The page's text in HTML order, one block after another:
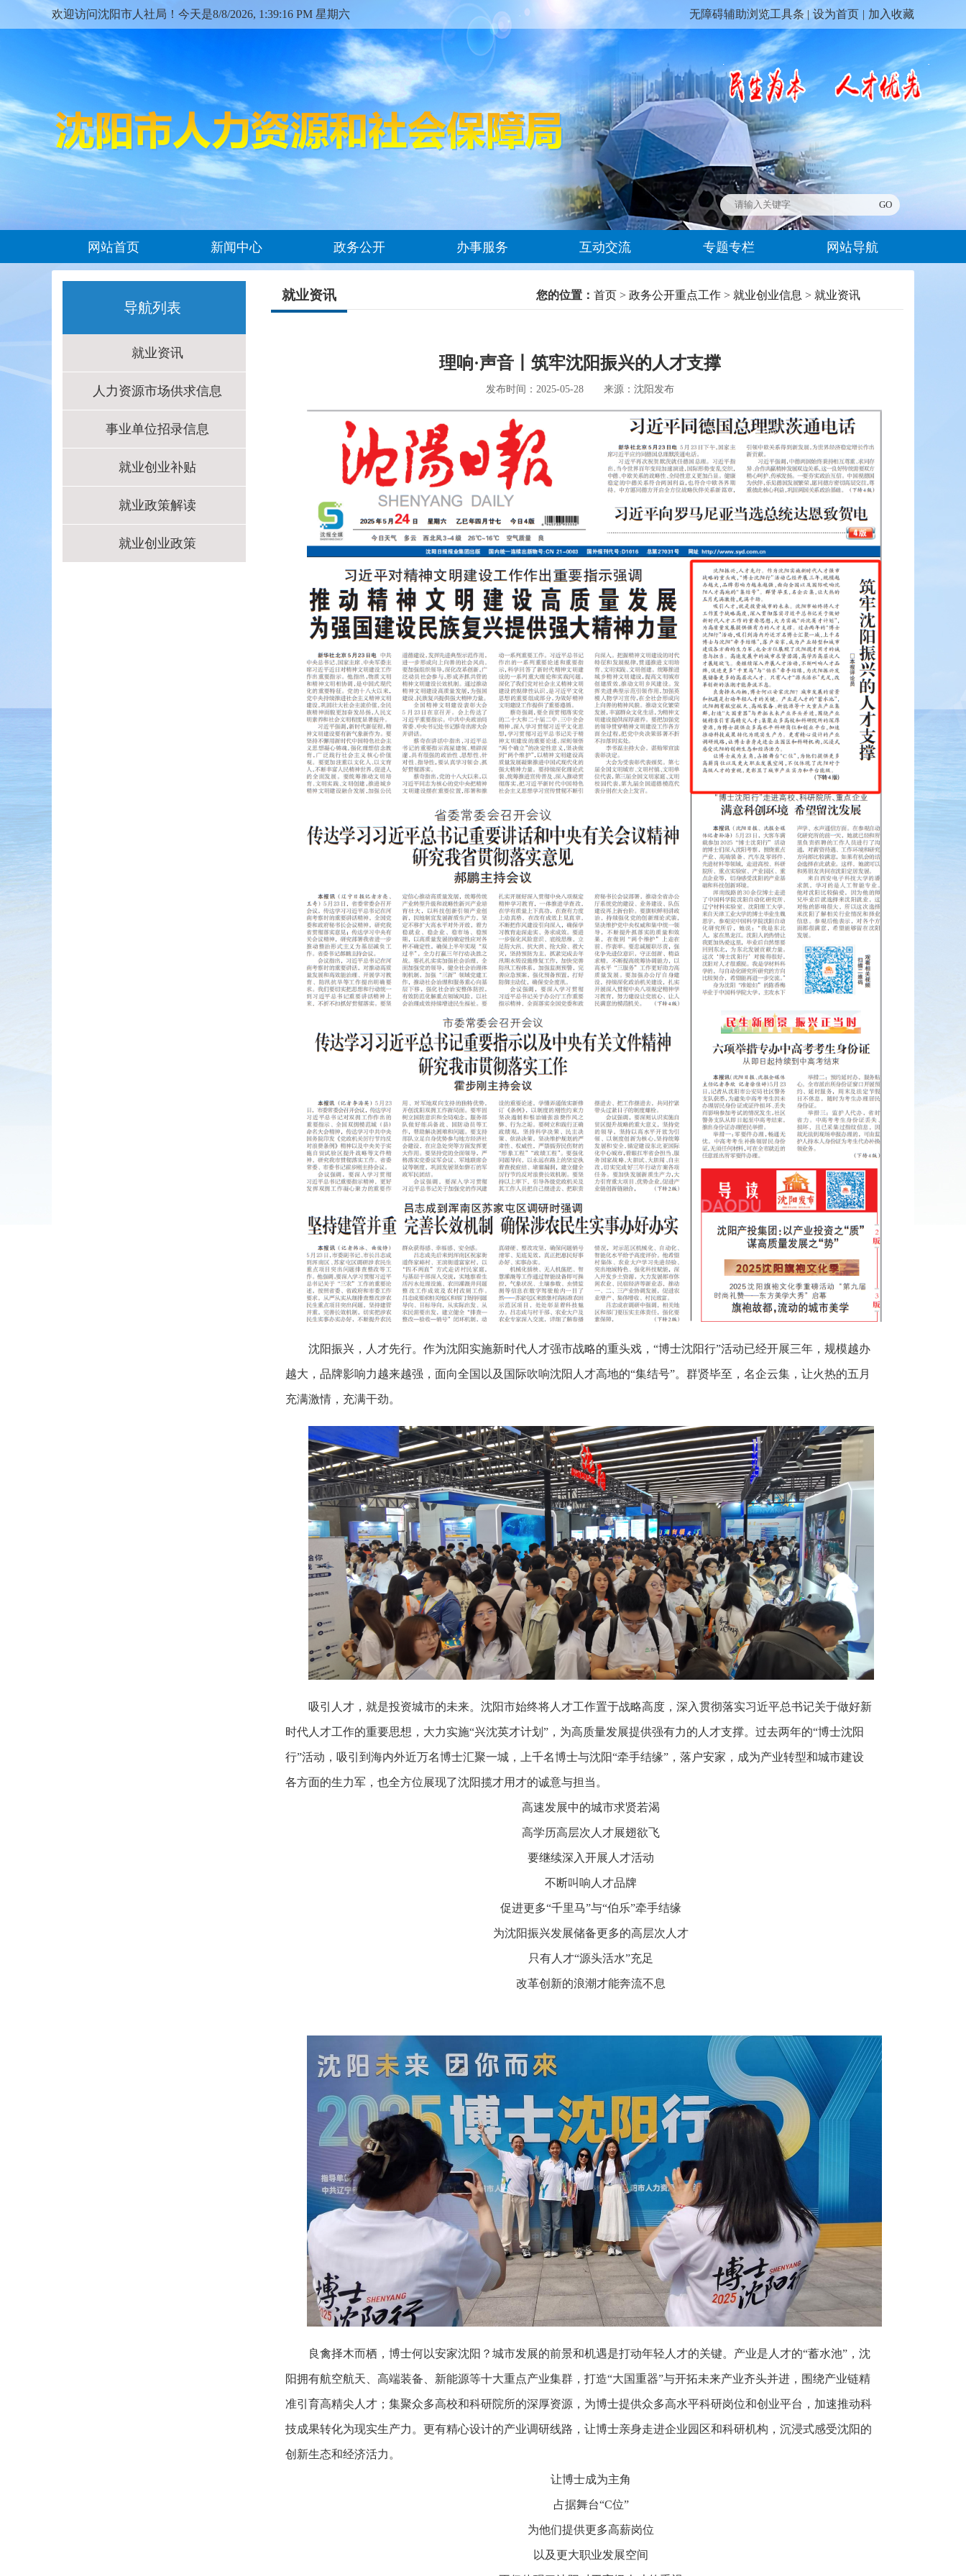
欢迎访问沈阳市人社局！今天是8/8/2026, 1:39:18 PM 星期六 加入收藏
|
设为首页
无障碍辅助浏览工具条 |
网站首页 新闻中心 政务公开 办事服务 互动交流 专题专栏 网站导航
导航列表
就业资讯
人力资源市场供求信息
事业单位招录信息
就业创业补贴
就业政策解读
就业创业政策
就业资讯 您的位置： 首页 > 政务公开重点工作 > 就业创业信息 > 就业资讯
理响·声音丨筑牢沈阳振兴的人才支撑
发布时间：2025-05-28 来源：沈阳发布
沈阳振兴，人才先行。作为沈阳实施新时代人才强市战略的重头戏，“博士沈阳行”活动已经开展三年，规模越办
越大，品牌影响力越来越强，面向全国以及国际吹响沈阳人才高地的“集结号”。群贤毕至，名企云集，让火热的五月
充满激情，充满干劲。
吸引人才，就是投资城市的未来。沈阳市始终将人才工作置于战略高度，深入贯彻落实习近平总书记关于做好新
时代人才工作的重要思想，大力实施“兴沈英才计划”，为高质量发展提供强有力的人才支撑。过去两年的“博士沈阳
行”活动，吸引到海内外近万名博士汇聚一城，上千名博士与沈阳“牵手结缘”，落户安家，成为产业转型和城市建设
各方面的生力军，也全方位展现了沈阳揽才用才的诚意与担当。
高速发展中的城市求贤若渴
高学历高层次人才展翅欲飞
要继续深入开展人才活动
不断叫响人才品牌
促进更多“千里马”与“伯乐”牵手结缘
为沈阳振兴发展储备更多的高层次人才
只有人才“源头活水”充足
改革创新的浪潮才能奔流不息
良禽择木而栖，博士何以安家沈阳？城市发展的前景和机遇是打动年轻人才的关键。产业是人才的“蓄水池”，沈
阳拥有航空航天、高端装备、新能源等十大重点产业集群，打造“大国重器”与开拓未来产业齐头并进，围绕产业链精
准引育高精尖人才；集聚众多高校和科研院所的深厚资源，为博士提供众多高水平科研岗位和创业平台，加速推动科
技成果转化为现实生产力。更有精心设计的产业调研线路，让博士亲身走进企业园区和科研机构，沉浸式感受沈阳的
创新生态和经济活力。
让博士成为主角
占据舞台“C位”
为他们提供更多高薪岗位
以及更大职业发展空间